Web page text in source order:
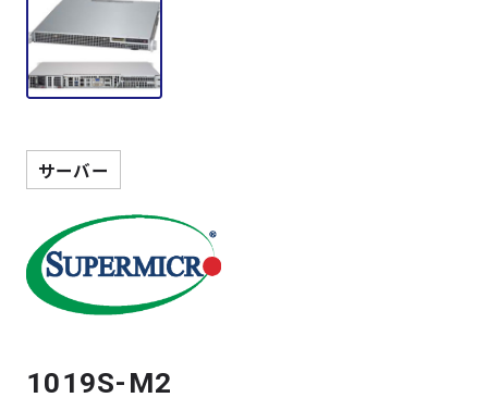
よくある質問
サービス
サポート
会社案内
サーバー
1019S-M2